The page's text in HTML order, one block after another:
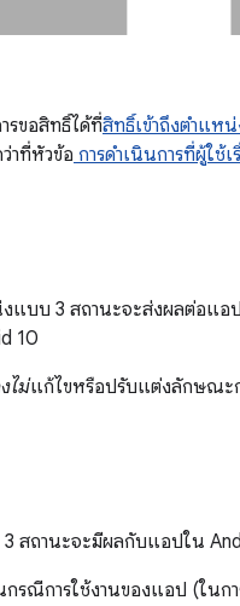
รขอสิทธิ์ได้ที่สิทธิ์เข้าถึงตำแห
าที่หัวข้อ การดำเนินการที่ผู้ใช้เ
งแบบ 3 สถานะจะส่งผลต่อแ
10
ไม่แก้ไขหรือปรับแต่งลักษณะก
สถานะจะมีผลกับแอปใน
กรณีการใช้งานของแอป (ในก